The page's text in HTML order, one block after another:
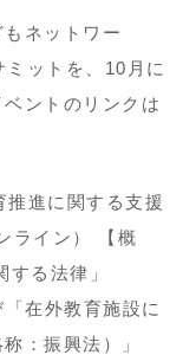
ネットワー
ットを、10月に
ントのリンクは
進に関する支援
ライン） 【概
る法律」
在外教育施設に
：振興法）」